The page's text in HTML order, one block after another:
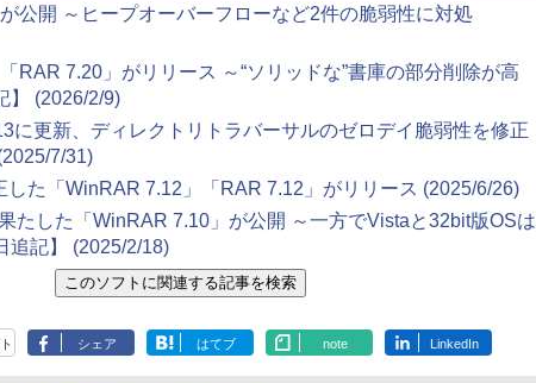
公開 ～ヒープオーバーフローなど2件の脆弱性に対処
RAR 7.20」がリリース ～“ソリッドな”書庫の部分削除が高
】 (2026/2/9)
に更新、ディレクトリトラバーサルのゼロデイ脆弱性を修正
7/31)
した「WinRAR 7.12」「RAR 7.12」がリリース (2025/6/26)
たした「WinRAR 7.10」が公開 ～一方でVistaと32bit版OSは
追記】 (2025/2/18)
シェア はてブ note LinkedIn